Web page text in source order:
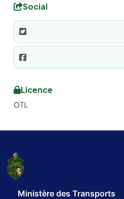
Social
Licence
OTL
Ministère des Transports